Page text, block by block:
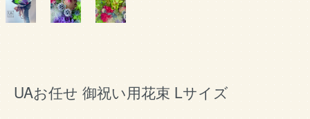
UAお任せ 御祝い用花束 Lサイズ